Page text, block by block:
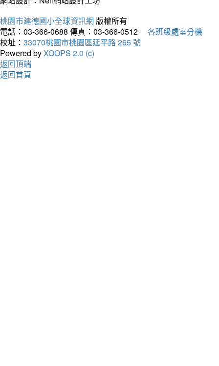
桃園市建德國小全球資訊網 版權所有
電話：03-366-0688 傳真：03-366-0512
各班級處室分機
校址： 33070桃園市桃園區延平路 265 號
Powered byXOOPS 2.0 (c)
返回頂端
返回首頁